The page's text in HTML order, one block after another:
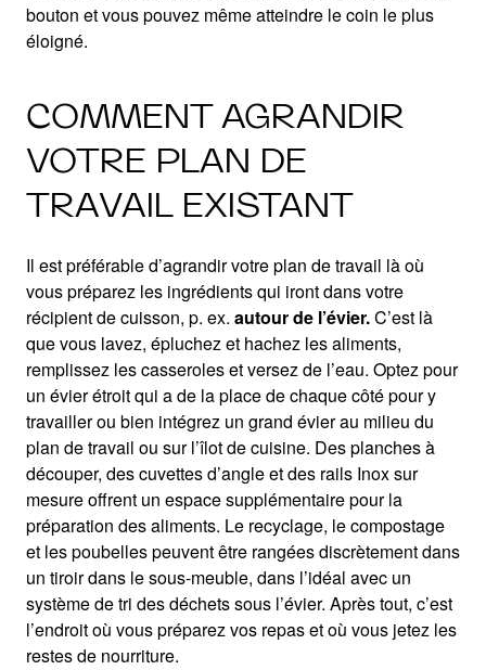
bouton et vous pouvez même atteindre le coin le plus
éloigné.
COMMENT AGRANDIR
VOTRE PLAN DE
TRAVAIL EXISTANT
Il est préférable d’agrandir votre plan de travail là où
vous préparez les ingrédients qui iront dans votre
récipient de cuisson, p. ex. autour de l’évier.C’est là
que vous lavez, épluchez et hachez les aliments,
remplissez les casseroles et versez de l’eau. Optez pour
un évier étroit qui a de la place de chaque côté pour y
travailler ou bien intégrez un grand évier au milieu du
plan de travail ou sur l’îlot de cuisine. Des planches à
découper, des cuvettes d’angle et des rails Inox sur
mesure offrent un espace supplémentaire pour la
préparation des aliments. Le recyclage, le compostage
et les poubelles peuvent être rangées discrètement dans
un tiroir dans le sous-meuble, dans l’idéal avec un
système de tri des déchets sous l’évier. Après tout, c’est
l’endroit où vous préparez vos repas et où vous jetez les
restes de nourriture.